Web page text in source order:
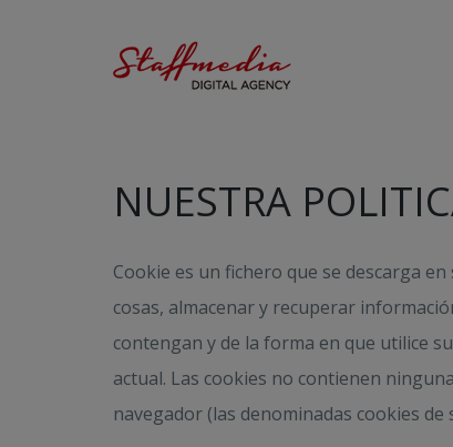
NUESTRA
Cookie es un fichero que se descarga
cosas, almacenar y recuperar
contengan y de la forma en que utilice
actual. Las cookies no contienen
navegador (las denominadas cookies de